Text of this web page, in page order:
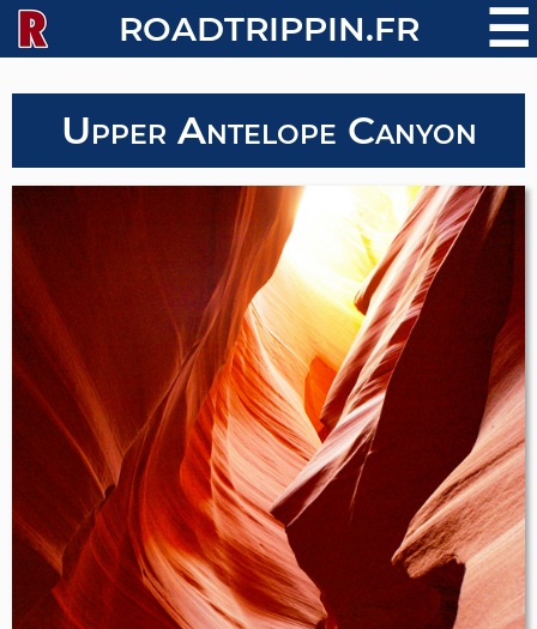
ROADTRIPPIN.FR ☰
Upper Antelope Canyon